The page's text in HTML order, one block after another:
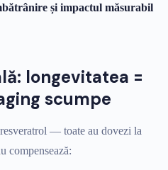
și impactul măsurabil
longevitatea =
scumpe
— toate au dovezi la
compensează: